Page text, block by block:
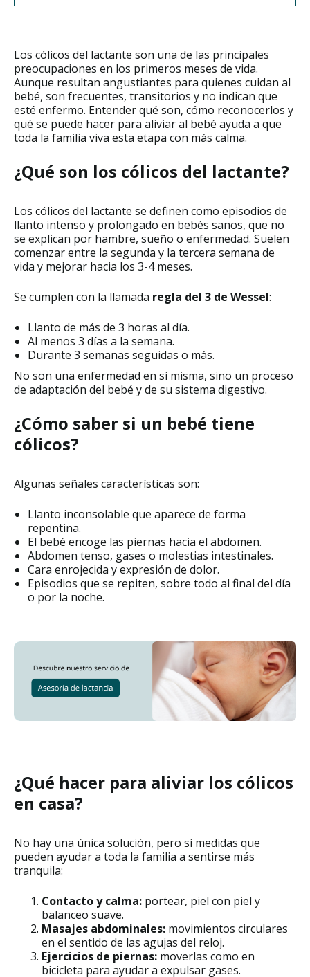
Los cólicos del lactante son una de las principales
preocupaciones en los primeros meses de vida.
Aunque resultan angustiantes para quienes cuidan al
bebé, son frecuentes, transitorios y no indican que
esté enfermo. Entender qué son, cómo reconocerlos y
qué se puede hacer para aliviar al bebé ayuda a que
toda la familia viva esta etapa con más calma.
¿Qué son los cólicos del lactante?
Los cólicos del lactante se definen como episodios de
llanto intenso y prolongado en bebés sanos, que no
se explican por hambre, sueño o enfermedad. Suelen
comenzar entre la segunda y la tercera semana de
vida y mejorar hacia los 3-4 meses.
Se cumplen con la llamada regla del 3 de Wessel:
Llanto de más de 3 horas al día.
Al menos 3 días a la semana.
Durante 3 semanas seguidas o más.
No son una enfermedad en sí misma, sino un proceso
de adaptación del bebé y de su sistema digestivo.
¿Cómo saber si un bebé tiene
cólicos?
Algunas señales características son:
Llanto inconsolable que aparece de forma
repentina.
El bebé encoge las piernas hacia el abdomen.
Abdomen tenso, gases o molestias intestinales.
Cara enrojecida y expresión de dolor.
Episodios que se repiten, sobre todo al final del día
o por la noche.
¿Qué hacer para aliviar los cólicos
en casa?
No hay una única solución, pero sí medidas que
pueden ayudar a toda la familia a sentirse más
tranquila:
Contacto y calma: portear, piel con piel y
balanceo suave.
Masajes abdominales: movimientos circulares
en el sentido de las agujas del reloj.
Ejercicios de piernas: moverlas como en
bicicleta para ayudar a expulsar gases.